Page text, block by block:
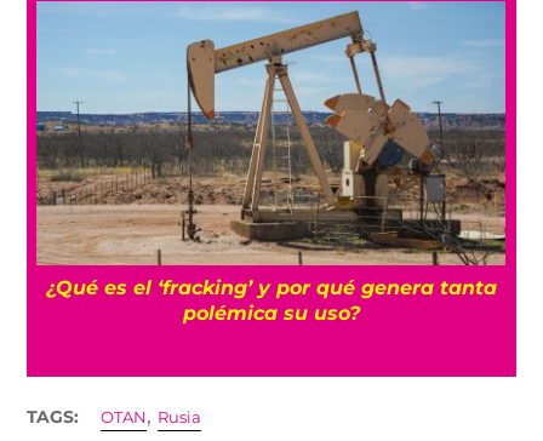
¿Qué es el ‘fracking’ y por qué genera tanta
polémica su uso?
TAGS: OTAN , Rusia